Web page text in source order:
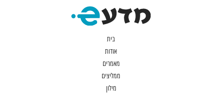
בית
אודות
מאמרים
ממליצים
מילון